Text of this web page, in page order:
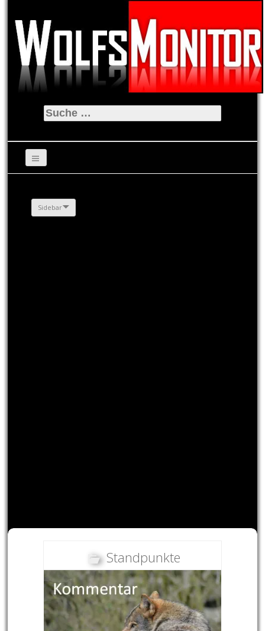
Suche
nach:
Sidebar
Standpunkte